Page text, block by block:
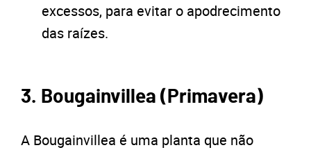
excessos, para evitar o apodrecimento
das raízes.
3. Bougainvillea (Primavera)
A Bougainvillea é uma planta que não